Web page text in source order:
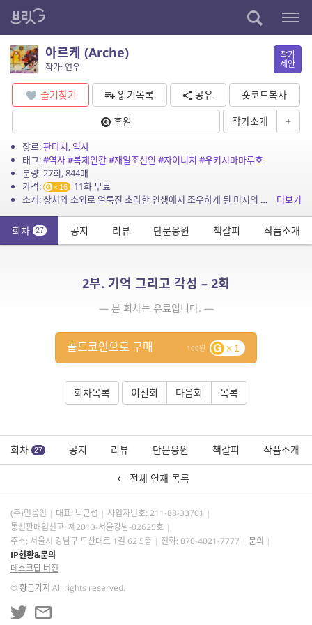
아르케 (Arche)
작가: 연우
작가
제안
즐겨찾기 읽기목록 공유
숏코드복사
후원
작가소개 +
장르:판타지, 역사
태그:#역사#복제인간#재일조선인 #자이니치 #우키시마마루호
분량: 27회, 844매
가격:
16
11화 무료
소개: 상처와 소외로 얼룩진 초라한 인생에서 조우하게 된 미지의 존재를 통해 자기 실존을 규명하고 존재의 이유와 의미를 체득해 가는 여정의 서사.
더보기
회차 27 공지 리뷰 단문응원 책갈피 작품소개
2부. 기억 그리고 각성 – 2회
— 본 회차는 유료입니다. —
100 1
골드코인으로 구매
회차목록 이전회 다음회 목록
회차 27 공지 리뷰 단문응원 책갈피 작품소개
← 전체 연재 목록
(주)민음인 대표: 박근섭 사업자번호: 211-88-33701
통신판매업신고: 제2013-서울강남-02625호
주소: 서울시 강남구 도산대로 1길 62 5층
전화: 070-4021-7777
문의
IP현황&문의
데스크탑 버전
©황금가지 All rights reserved.